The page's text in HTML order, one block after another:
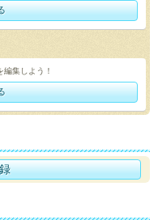
編集しよう！